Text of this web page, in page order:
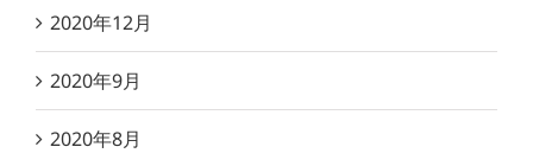
2020年12月
2020年9月
2020年8月